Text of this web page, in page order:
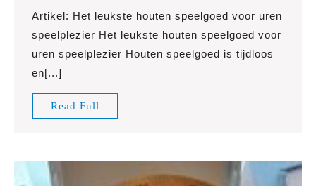
houten
speelgoed
eindeloos
speelplezier
Artikel: Het leukste houten speelgoed voor uren
speelplezier Het leukste houten speelgoed voor
uren speelplezier Houten speelgoed is tijdloos
en[...]
Read Full
Full